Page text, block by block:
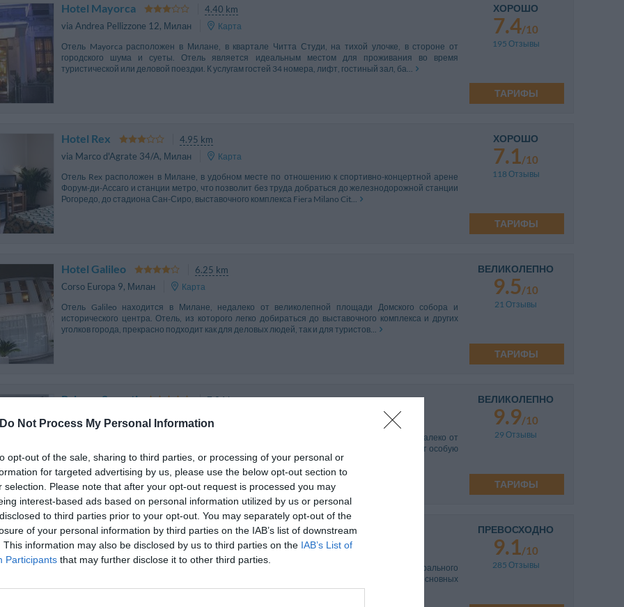
Do Not Process My Personal Information
opt-out of the sale, sharing to third parties, or processing of your personal or
for targeted advertising by us, please use the below opt-out section to
selection. Please note that after your opt-out request is processed you may
interest-based ads based on personal information utilized by us or personal
to third parties prior to your opt-out. You may separately opt-out of the
of your personal information by third parties on the IAB’s list of downstream
This information may also be disclosed by us to third parties on the IAB’s List of
Participants that may further disclose it to other third parties.
Hotel Mayorca
4.40 km
via Andrea Pellizzone 12, Милан
Карта
Отель Mayorca расположен в Милане, в квартале Читта Студи, на тихой улочке, в стороне от
городского шума и суеты. Отель является идеальным местом для проживания во время
туристической или деловой поездки. К услугам гостей 34 номера, лифт, гостиный зал, ба...
ХОРОШО
7.4/10
195 Отзывы
ТАРИФЫ
Hotel Rex
4.95 km
via Marco d'Agrate 34/A, Милан
Карта
Отель Rex расположен в Милане, в удобном месте по отношению к спортивно-концертной арене
Форум-ди-Ассаго и станции метро, что позволит без труда добраться до железнодорожной станции
Рогоредо, до стадиона Сан-Сиро, выставочного комплекса Fiera Milano Cit...
ХОРОШО
7.1/10
118 Отзывы
ТАРИФЫ
Hotel Galileo
6.25 km
Corso Europa 9, Милан
Карта
Отель Galileo находится в Милане, недалеко от великолепной площади Домского собора и
исторического центра. Отель, из которого легко добираться до выставочного комплекса и других
уголков города, прекрасно подходит как для деловых людей, так и для туристов...
ВЕЛИКОЛЕПНО
9.5/10
21 Отзывы
ТАРИФЫ
Palazzo Segreti
7.24 km
Via San Tomaso 8
Милан
Карта
Отель Palazzo Segreti расположен в сердце Милана, в элегантном старинном здании, недалеко от
Домского собора и замка Сфорца. Насыщенная цветовая гамма, игра света и тонов создают особую
атмосферу в интерьерах отеля, сохранивших очарование ушедшей эпохи....
ВЕЛИКОЛЕПНО
9.9/10
29 Отзывы
ТАРИФЫ
Hotel Flora
6.77 km
Via Torriani 23 ,Милан
Карта
Flora - это уютный трехзвездочный отель в Милане, расположенный недалеко от центрального
железнодорожного вокзала. Удобное местоположение позволяет легко добраться до основных
достопримечательностей города. Отель прекрасно подходит как для приехавших в...
ПРЕВОСХОДНО
9.1/10
285 Отзывы